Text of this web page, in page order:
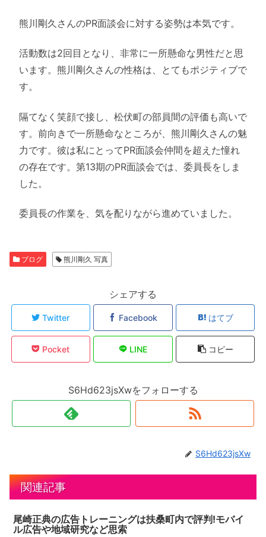
熊川剛久さんのPR面談会に対する姿勢は本気です。
活動数は2回目となり、非常に一所懸命な男性だと思
います。熊川剛久さんの性格は、とてもポジティブで
す。
隔てなく笑顔で接し、松伏町の部員間の評価も高いで
す。前向きで一所懸命なところが、熊川剛久さんの魅
力です。彼は私にとってPR面談会仲間を超えた憧れ
の存在です。第13期のPR面談会では、委員長をしま
した。
委員長の作業を、気を配りながら進めていました。
ブログ 熊川剛久 写真
シェアする
Twitter Facebook はてブ
Pocket LINE コピー
S6Hd623jsXwをフォローする
S6Hd623jsXw
関連記事
尾崎正典の広告トレーニングは扶桑町内で評判!モバイ
ル広告や地域研究など思索